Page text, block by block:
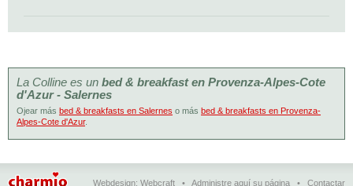
La Colline es un bed & breakfast en Provenza-Alpes-Cote
d'Azur - Salernes
Ojear más bed & breakfasts en Salernes o más bed & breakfasts en Provenza-
Alpes-Cote d'Azur.
Webdesign: Webcraft • Administre aquí su página • Contactar